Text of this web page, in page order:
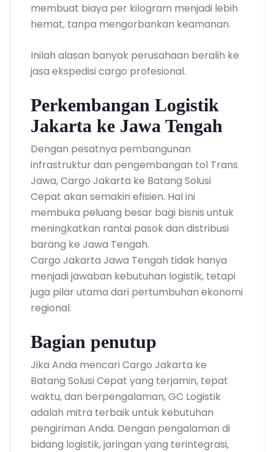
membuat biaya per kilogram menjadi lebih
hemat, tanpa mengorbankan keamanan.
Inilah alasan banyak perusahaan beralih ke
jasa ekspedisi cargo profesional.
Perkembangan Logistik
Jakarta ke Jawa Tengah
Dengan pesatnya pembangunan
infrastruktur dan pengembangan tol Trans
Jawa, Cargo Jakarta ke Batang Solusi
Cepat akan semakin efisien. Hal ini
membuka peluang besar bagi bisnis untuk
meningkatkan rantai pasok dan distribusi
barang ke Jawa Tengah.
Cargo Jakarta Jawa Tengah tidak hanya
menjadi jawaban kebutuhan logistik, tetapi
juga pilar utama dari pertumbuhan ekonomi
regional.
Bagian penutup
Jika Anda mencari Cargo Jakarta ke
Batang Solusi Cepat yang terjamin, tepat
waktu, dan berpengalaman, GC Logistik
adalah mitra terbaik untuk kebutuhan
pengiriman Anda. Dengan pengalaman di
bidang logistik, jaringan yang terintegrasi,